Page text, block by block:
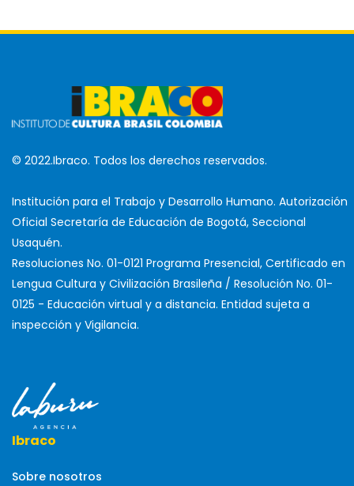
© 2022.Ibraco. Todos los derechos reservados.
Institución para el Trabajo y Desarrollo Humano. Autorización
Oficial Secretaría de Educación de Bogotá, Seccional
Usaquén.
Resoluciones No. 01-0121 Programa Presencial, Certificado en
Lengua Cultura y Civilización Brasileña / Resolución No. 01-
0125 - Educación virtual y a distancia. Entidad sujeta a
inspección y Vigilancia.
Ibraco
Sobre nosotros